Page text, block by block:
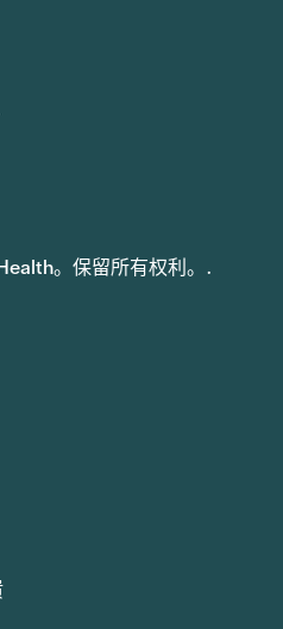
。保留所有权利。.